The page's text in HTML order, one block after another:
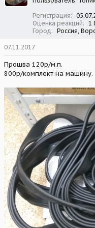
Регистрация
Оценка реакций
1
Город
Россия,
07.11.2017
Прошва 120р/м.п.
800р/комплект на машину.